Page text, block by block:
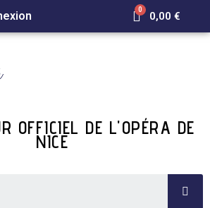
0,00 €
OFFICIEL DE L'OPÉRA DE
NICE